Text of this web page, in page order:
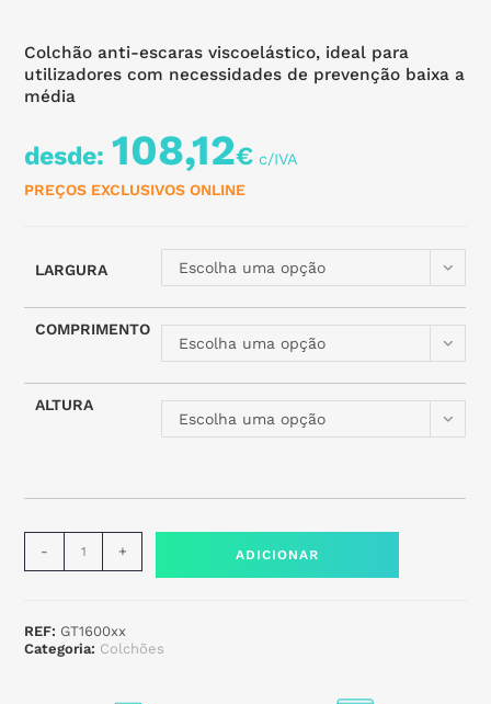
Colchão anti-escaras viscoelástico, ideal para
utilizadores com necessidades de prevenção baixa a
média
desde: 108,12€
PREÇOS EXCLUSIVOS ONLINE
LARGURA Escolha uma opção
COMPRIMENTO
Escolha uma opção
ALTURA
Escolha uma opção
- + ADICIONAR
REF: GT1600xx
Categoria: Colchões